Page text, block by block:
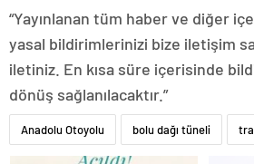
“Yayınlanan tüm haber ve diğer
yasal bildirimlerinizi bize iletişim
iletiniz. En kısa süre içerisinde
dönüş sağlanılacaktır.”
Anadolu Otoyolu bolu dağı tüneli